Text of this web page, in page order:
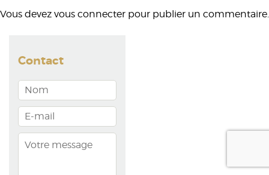
Vous devez vous connecter pour publier un commentaire.
Contact